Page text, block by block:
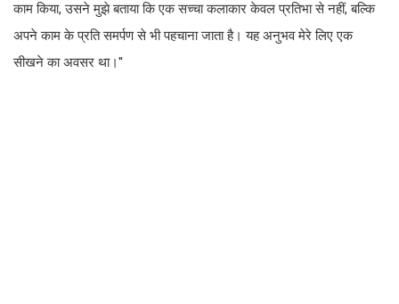
काम किया, उसने मुझे बताया कि एक सच्चा कलाकार केवल प्रतिभा से नहीं, बल्कि
अपने काम के प्रति समर्पण से भी पहचाना जाता है। यह अनुभव मेरे लिए एक
सीखने का अवसर था।''